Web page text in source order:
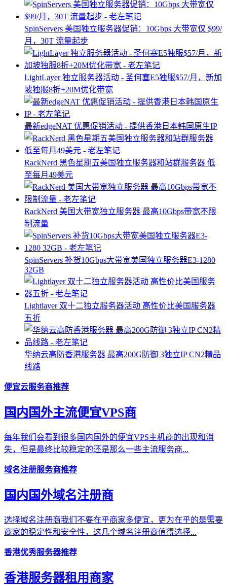
SpinServers 美国独立服务器促销：10Gbps 大带宽仅 $99/
月，30T 流量起步
LightLayer 独立服务器活动 - 圣何塞E5独服$57/月，新加
坡独服8折+20M优化带宽
最新edgeNAT 优惠促销活动 - 提供香港日本韩国原生IP
RackNerd 黑色星期五美国独立服务器和站群服务器 低
至每月49美元
RackNerd 美国大带宽独立服务器 最高10Gbps带宽不限
制流量
SpinServers 补货10Gbps大带宽美国独立服务器E3-1280
32GB
Lightlayer 双十二独立服务器活动 高性价比美国服务器
五折
华纳云高防香港服务器 最高200G防御 3独立IP CN2精品
线路
便宜云服务商推荐
国内国外主流便宜VPS商
每年我们会看到很多国内国外的便宜VPS主机商的出现和消
失，但是最终比较稳定的还是那么一些主流服务商...
域名注册服务商推荐
国内国外域名注册商
选择域名注册商我们不要在乎商家多便宜，更为在乎的是需要
商家的稳定性和安全性，这几个域名注册商值得选择...
香港优秀服务器推荐
香港服务器租用商家